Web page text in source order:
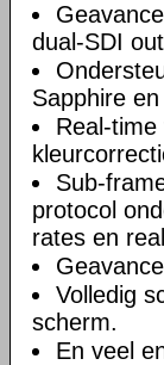
dual-SDI
Sapphire
Real-
Sub-
protocol
rates en
Volledig
scherm.
En veel